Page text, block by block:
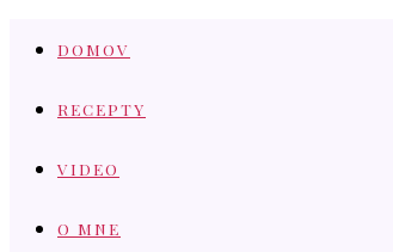
DOMOV
RECEPTY
VIDEO
O MNE